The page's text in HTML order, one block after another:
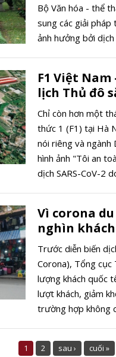
Bộ Văn hóa - thể
sung các giải pháp
ảnh hưởng bởi
F1 Việt
lịch Thủ đô
Chỉ còn hơn một
thức 1 (F1) tại Hà
nói riêng và ngành
hình ảnh "Tôi an
dịch SARS-CoV-2
Vì corona
nghìn
Trước diễn biến
Corona), Tổng
lượng khách quốc
lượt khách, giảm
trường hợp không
1 2 sau › cuối »